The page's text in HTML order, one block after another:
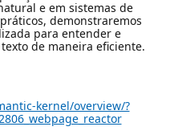
e em sistemas de
demonstraremos
para entender e
de maneira eficiente.
kernel/overview/?